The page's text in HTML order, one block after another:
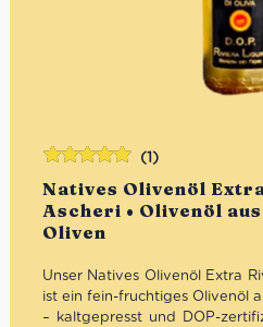
Natives Olivenöl
Ascheri • Olivenöl
Oliven
(1)
Unser Natives Olivenöl Extra
ist ein fein-fruchtiges Olivenöl
– kaltgepresst und DOP-
mit5.00von
5